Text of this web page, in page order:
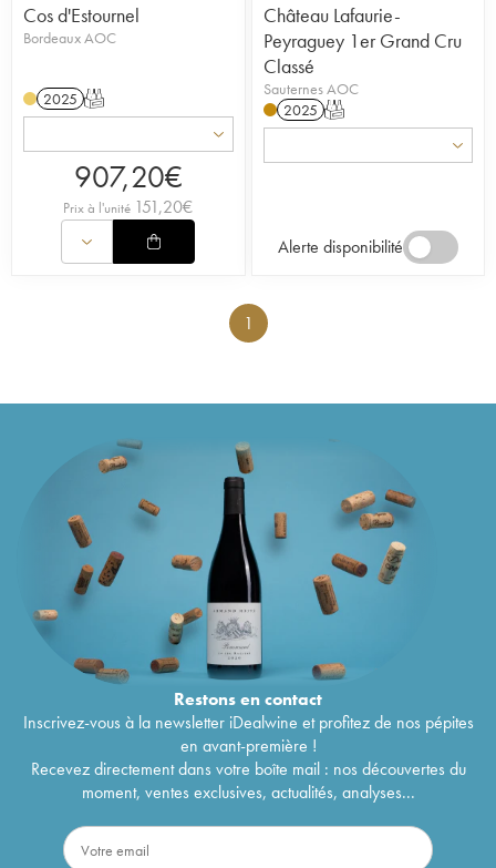
Cos d'Estournel
Bordeaux AOC
2025 T
907,20€
Prix à l'unité 151,20€
Château Lafaurie-
Peyraguey 1er Grand Cru
Classé
Sauternes AOC
2025 T
Alerte disponibilité
1
Restons encontact
Inscrivez-vous à la newsletter iDealwine et profitez de nos pépites
en avant-première !
Recevez directement dans votre boîte mail : nos découvertes du
moment, ventes exclusives, actualités, analyses...